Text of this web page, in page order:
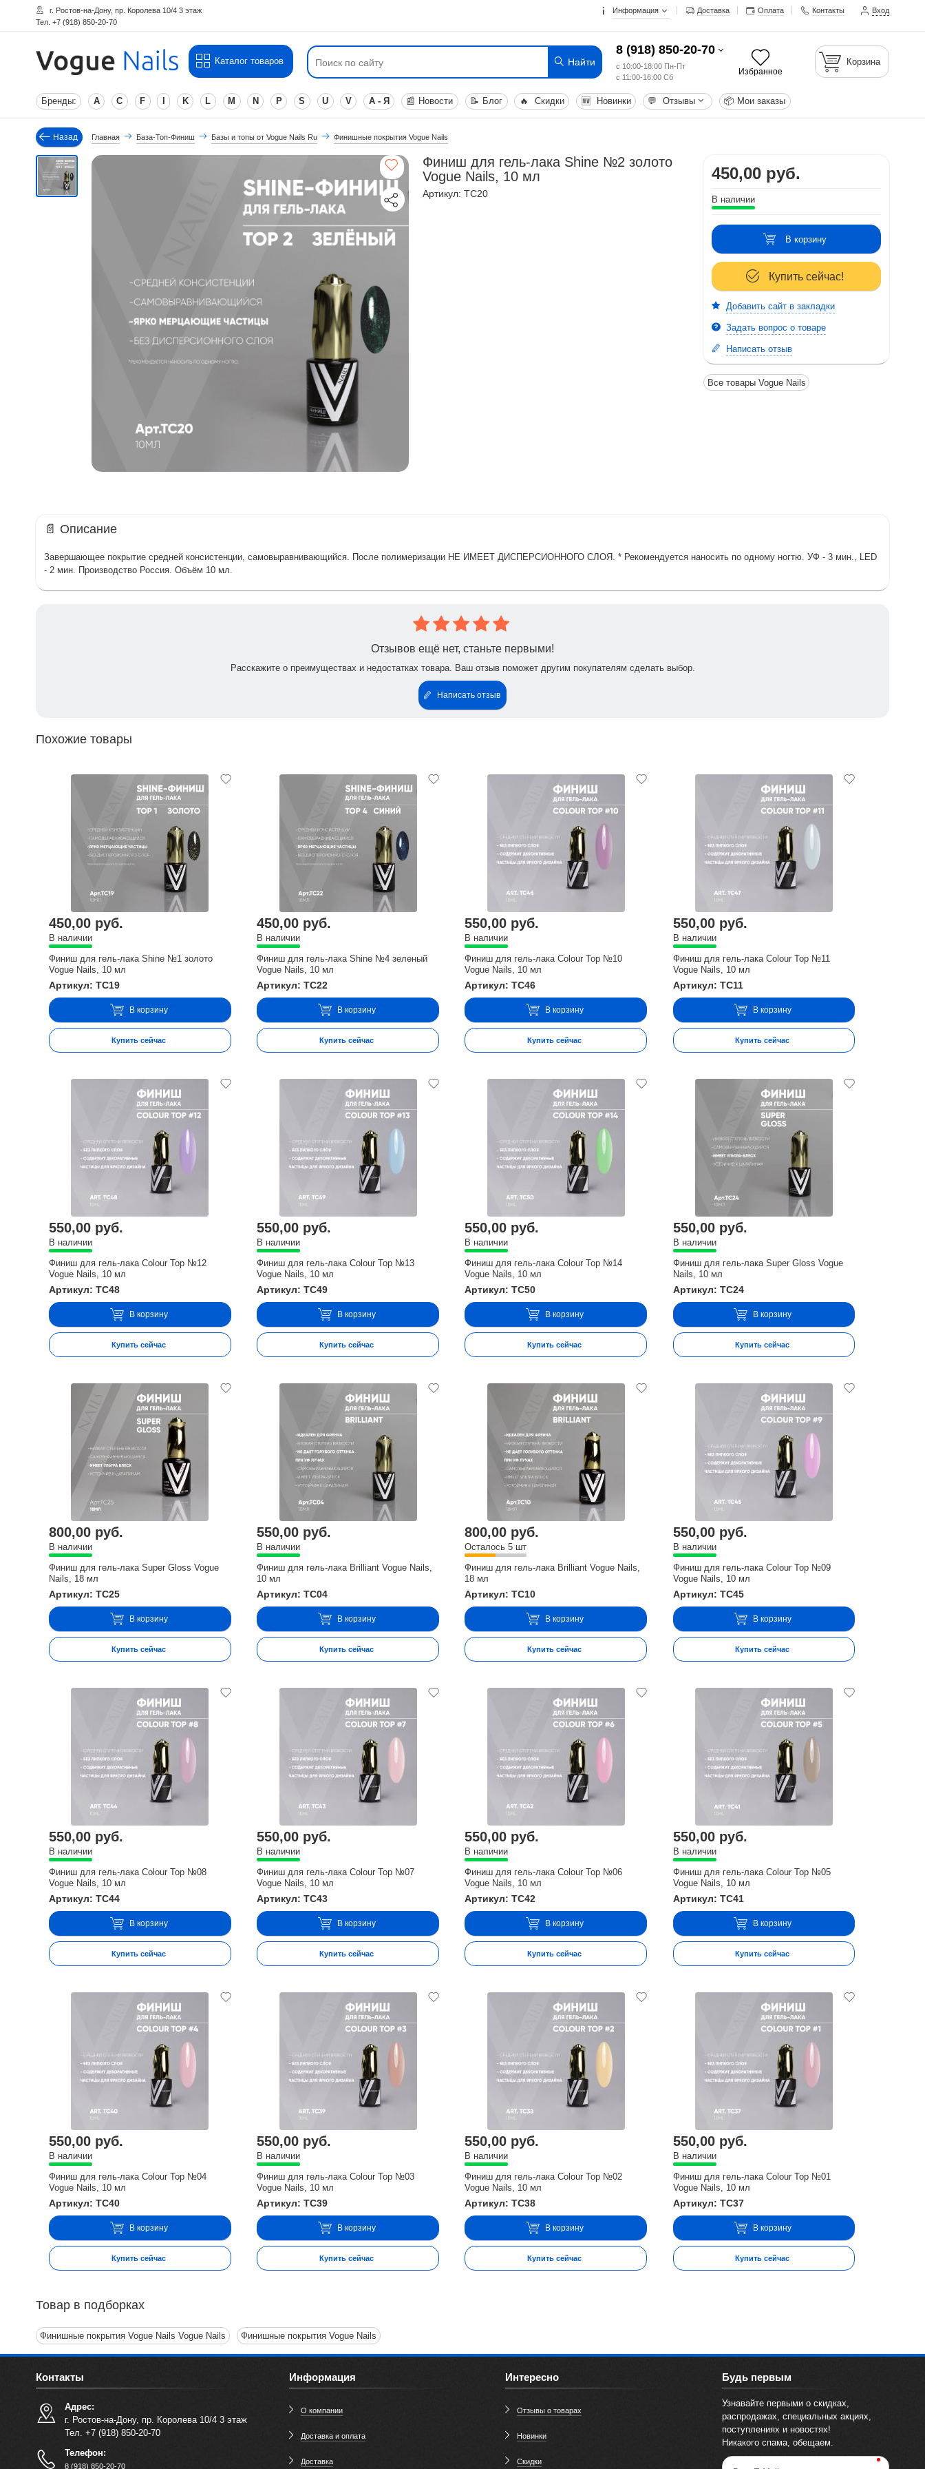
г. Ростов-на-Дону, пр. Королева 10/4 3 этаж
Тел. +7 (918) 850-20-70
Информация Доставка Оплата Контакты Вход
Каталог товаров Найти
8 (918) 850-20-70
с 10:00-18:00 Пн-Пт
с 11:00-16:00 Сб
Избранное
Корзина
Бренды: A C F K L M N P S U V А - Я 📰 Новости 📝 Блог 🔥 Скидки 🆕 Новинки 💬 Отзывы 📦 Мои заказы
Назад Главная База-Топ-Финиш Базы и топы от Vogue Nails Ru Финишные покрытия Vogue Nails
Финиш для гель-лака Shine №2 золото
Vogue Nails, 10 мл
Артикул: TC20
450,00 руб.
В наличии
В корзину
Купить сейчас!
Добавить сайт в закладки
Задать вопрос о товаре
Написать отзыв
Все товары Vogue Nails
📄 Описание
Завершающее покрытие средней консистенции, самовыравнивающийся. После полимеризации НЕ ИМЕЕТ ДИСПЕРСИОННОГО СЛОЯ. * Рекомендуется наносить по одному ногтю. УФ - 3 мин., LED
- 2 мин. Производство Россия. Объём 10 мл.
Отзывов ещё нет, станьте первыми!
Расскажите о преимуществах и недостатках товара. Ваш отзыв поможет другим покупателям сделать выбор.
Написать отзыв
Похожие товары
450,00 руб.
В наличии
Финиш для гель-лака Shine №1 золото
Vogue Nails, 10 мл
Артикул: TC19
В корзину
Купить сейчас
450,00 руб.
В наличии
Финиш для гель-лака Shine №4 зеленый
Vogue Nails, 10 мл
Артикул: TC22
В корзину
Купить сейчас
550,00 руб.
В наличии
Финиш для гель-лака Colour Top №10
Vogue Nails, 10 мл
Артикул: TC46
В корзину
Купить сейчас
550,00 руб.
В наличии
Финиш для гель-лака Colour Top №11
Vogue Nails, 10 мл
Артикул: TC11
В корзину
Купить сейчас
550,00 руб.
В наличии
Финиш для гель-лака Colour Top №12
Vogue Nails, 10 мл
Артикул: TC48
В корзину
Купить сейчас
550,00 руб.
В наличии
Финиш для гель-лака Colour Top №13
Vogue Nails, 10 мл
Артикул: TC49
В корзину
Купить сейчас
550,00 руб.
В наличии
Финиш для гель-лака Colour Top №14
Vogue Nails, 10 мл
Артикул: TC50
В корзину
Купить сейчас
550,00 руб.
В наличии
Финиш для гель-лака Super Gloss Vogue
Nails, 10 мл
Артикул: TC24
В корзину
Купить сейчас
800,00 руб.
В наличии
Финиш для гель-лака Super Gloss Vogue
Nails, 18 мл
Артикул: TC25
В корзину
Купить сейчас
550,00 руб.
В наличии
Финиш для гель-лака Brilliant Vogue Nails,
10 мл
Артикул: TC04
В корзину
Купить сейчас
800,00 руб.
Осталось 5 шт
Финиш для гель-лака Brilliant Vogue Nails,
18 мл
Артикул: TC10
В корзину
Купить сейчас
550,00 руб.
В наличии
Финиш для гель-лака Colour Top №09
Vogue Nails, 10 мл
Артикул: TC45
В корзину
Купить сейчас
550,00 руб.
В наличии
Финиш для гель-лака Colour Top №08
Vogue Nails, 10 мл
Артикул: TC44
В корзину
Купить сейчас
550,00 руб.
В наличии
Финиш для гель-лака Colour Top №07
Vogue Nails, 10 мл
Артикул: TC43
В корзину
Купить сейчас
550,00 руб.
В наличии
Финиш для гель-лака Colour Top №06
Vogue Nails, 10 мл
Артикул: TC42
В корзину
Купить сейчас
550,00 руб.
В наличии
Финиш для гель-лака Colour Top №05
Vogue Nails, 10 мл
Артикул: TC41
В корзину
Купить сейчас
550,00 руб.
В наличии
Финиш для гель-лака Colour Top №04
Vogue Nails, 10 мл
Артикул: TC40
В корзину
Купить сейчас
550,00 руб.
В наличии
Финиш для гель-лака Colour Top №03
Vogue Nails, 10 мл
Артикул: TC39
В корзину
Купить сейчас
550,00 руб.
В наличии
Финиш для гель-лака Colour Top №02
Vogue Nails, 10 мл
Артикул: TC38
В корзину
Купить сейчас
550,00 руб.
В наличии
Финиш для гель-лака Colour Top №01
Vogue Nails, 10 мл
Артикул: TC37
В корзину
Купить сейчас
Товар в подборках
Финишные покрытия Vogue Nails Vogue Nails Финишные покрытия Vogue Nails
Контакты
Адрес:
г. Ростов-на-Дону, пр. Королева 10/4 3 этаж
Тел. +7 (918) 850-20-70
Телефон:
8 (918) 850-20-70
Информация
О компании
Доставка и оплата
Доставка
Интересно
Отзывы о товарах
Новинки
Скидки
Будь первым
Узнавайте первыми о скидках,
распродажах, специальных акциях,
поступлениях и новостях!
Никакого спама, обещаем.